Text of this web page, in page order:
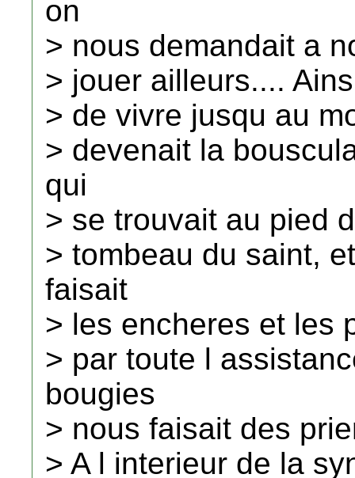
on
> nous demandait a
> jouer ailleurs....
> de vivre jusqu au
> devenait la
qui
> se trouvait au pied
> tombeau du saint,
faisait
> les encheres et les
> par toute l
bougies
> nous faisait des
> A l interieur de la